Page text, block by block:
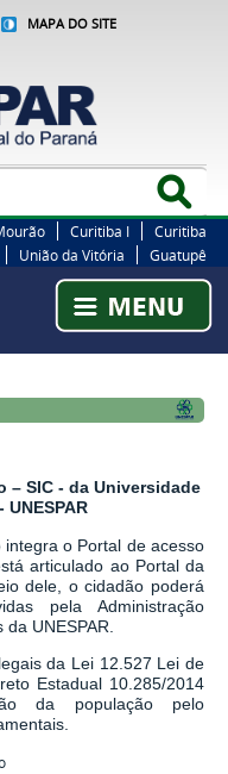
MAPA DO SITE
Curitiba I
Curitiba
União da Vitória Guatupê
– SIC - da Universidade
o Portal de acesso
articulado ao Portal da
dele, o cidadão poderá
pela Administração
UNESPAR.
da Lei 12.527 Lei de
Estadual 10.285/2014
da população pelo